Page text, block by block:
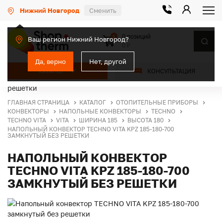
Нижний Новгород Сменить
Ваш регион Нижний Новгород?
Да, верно Нет, другой
КАТАЛОГ КОНСУЛЬТАЦИЯ
0
0 позиций
ГЛАВНАЯ СТРАНИЦА КАТАЛОГ
ОТОПИТЕЛЬНЫЕ ПРИБОРЫ
КОНВЕКТОРЫ
НАПОЛЬНЫЕ КОНВЕКТОРЫ
TECHNO
TECHNO VITA
VITA ШИРИНА 185
ВЫСОТА 180
НАПОЛЬНЫЙ КОНВЕКТОР TECHNO VITA KPZ 185-180-700
ЗАМКНУТЫЙ БЕЗ РЕШЕТКИ
НАПОЛЬНЫЙ КОНВЕКТОР
TECHNO VITA KPZ 185-180-700
ЗАМКНУТЫЙ БЕЗ РЕШЕТКИ